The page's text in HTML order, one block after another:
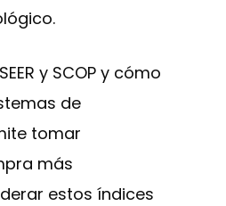
y SCOP y cómo
de
tomar
más
estos índices